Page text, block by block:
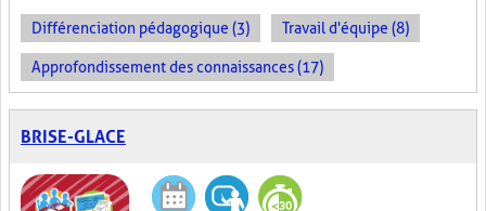
Différenciation pédagogique (3) Travail d'équipe (8)
Approfondissement des connaissances (17)
BRISE-GLACE